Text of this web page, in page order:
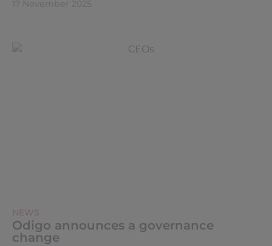
NEWS
Odigo announces a governance
change